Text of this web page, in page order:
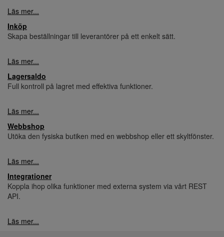
Läs mer...
Inköp
Skapa beställningar till leverantörer på ett enkelt sätt.
Läs mer...
Lagersaldo
Full kontroll på lagret med effektiva funktioner.
Läs mer...
Webbshop
Utöka den fysiska butiken med en webbshop eller ett skyltfönster.
Läs mer...
Integrationer
Koppla ihop olika funktioner med externa system via vårt REST
API.
Läs mer...